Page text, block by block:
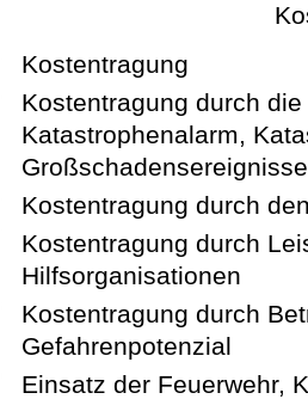
Kostentragung
Kostentragung durch
Katastrophenalarm,
Kostentragung durch
Kostentragung durch
Hilfsorganisationen
Kostentragung durch
Gefahrenpotenzial
Einsatz der Feuerwehr,